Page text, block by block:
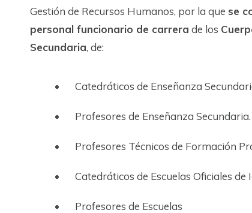
Gestión de Recursos Humanos, por la quese
personal funcionario de carrera de los
Secundaria, de:
Catedráticos de Enseñanza
Profesores de Enseñanza Secundaria.
Profesores Técnicos de Formación
Catedráticos de Escuelas Oficiales de
Profesores de Escuelas